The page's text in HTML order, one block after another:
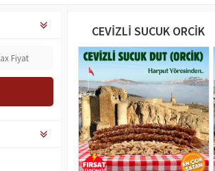
CEVIZLI SUCUK ORCIK